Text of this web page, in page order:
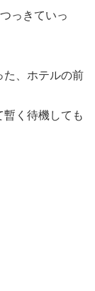
っきていっ
、ホテルの前
く待機しても